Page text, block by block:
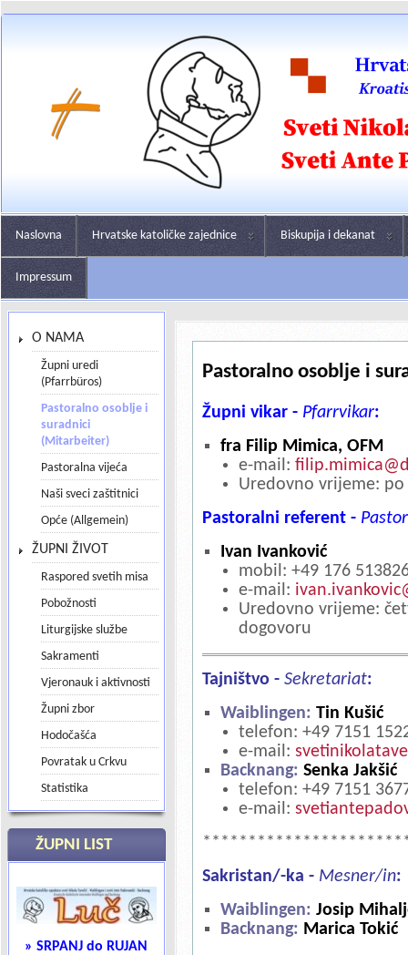
Naslovna Hrvatske katoličke zajednice Biskupija i dekanat
Impressum
O NAMA
Župni uredi
(Pfarrbüros)
Pastoralno osoblje i
suradnici
(Mitarbeiter)
Pastoralna vijeća
Naši sveci zaštitnici
Opće (Allgemein)
ŽUPNI ŽIVOT
Raspored svetih misa
Pobožnosti
Liturgijske službe
Sakramenti
Vjeronauk i aktivnosti
Župni zbor
Hodočašća
Povratak u Crkvu
Statistika
ŽUPNI LIST
» SRPANJ do RUJAN
Pastoralno osoblje i
Župni vikar - Pfarrvikar:
fra Filip Mimica, OFM
e-mail:
Uredovno vrijeme:
Pastoralni referent -
Ivan Ivanković
mobil: +49 176
e-mail:
Uredovno vrijeme:
dogovoru
Tajništvo -Sekretariat:
Waiblingen: Tin Kušić
telefon: +49 7151
e-mail:
Backnang: Senka Jakšić
telefon: +49 7151
e-mail:
Sakristan/-ka - Mesner/in:
Waiblingen: Josip
Backnang: Marica Tokić